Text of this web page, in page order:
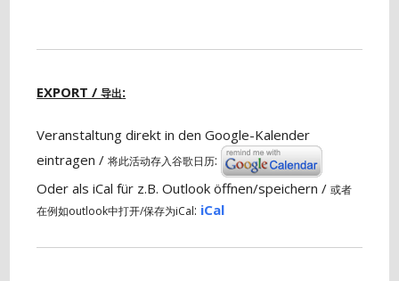
EXPORT /导出:
Veranstaltung direkt in den Google-Kalender
eintragen /将此活动存入谷歌日历:
Oder als iCal für z.B. Outlook öffnen/speichern /或者
在例如outlook中打开/保存为iCal: iCal